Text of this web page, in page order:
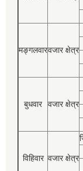
मङ्गलवारवजार क्षेत्र
बुधवार वजार क्षेत्र
विहिवार वजार क्षेत्र